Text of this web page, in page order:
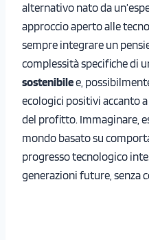
alternativo nato da
approccio aperto alle
sempre integrare un
complessità specifiche di
sostenibilee,
ecologici positivi accanto
del profitto. Immaginare,
mondo basato su
progresso tecnologico
generazioni future, senza